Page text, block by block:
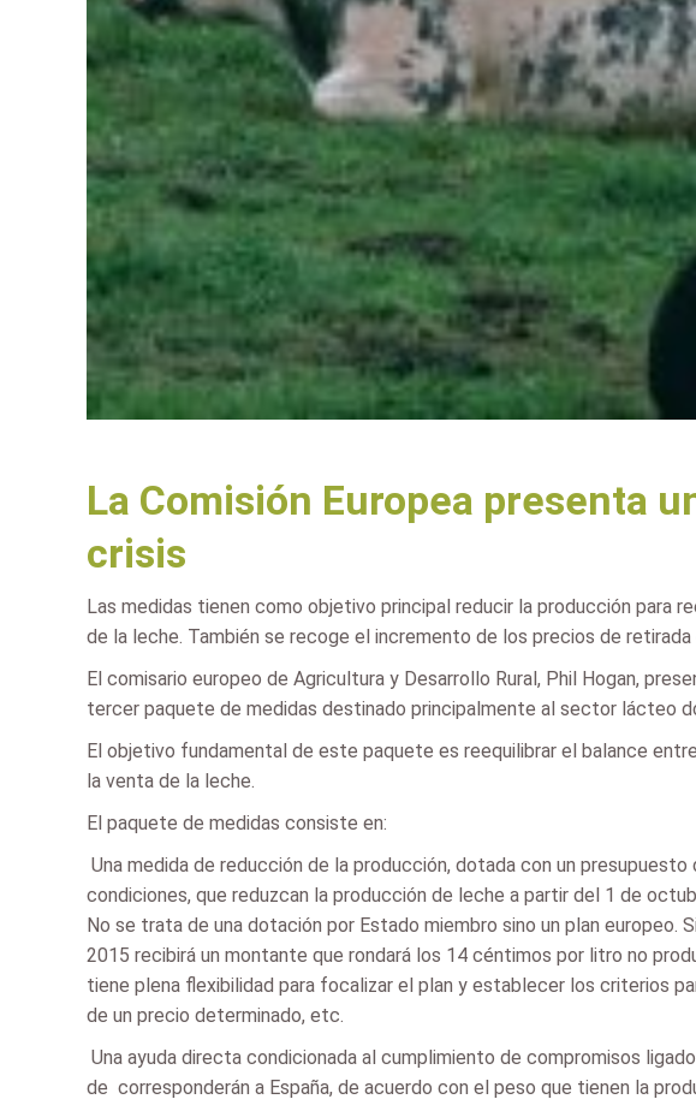
La Comisión Europea presenta
crisis
Las medidas tienen como objetivo principal reducir la producción para
de la leche. También se recoge el incremento de los precios de
El comisario europeo de Agricultura y Desarrollo Rural, Phil Hogan,
tercer paquete de medidas destinado principalmente al sector lácteo
El objetivo fundamental de este paquete es reequilibrar el balance
la venta de la leche.
El paquete de medidas consiste en:
 Una medida de reducción de la producción, dotada con un
condiciones, que reduzcan la producción de leche a partir del 1 de
No se trata de una dotación por Estado miembro sino un plan
2015 recibirá un montante que rondará los 14 céntimos por litro no
tiene plena flexibilidad para focalizar el plan y establecer los criterios
de un precio determinado, etc.
 Una ayuda directa condicionada al cumplimiento de compromisos
de  corresponderán a España, de acuerdo con el peso que tienen la